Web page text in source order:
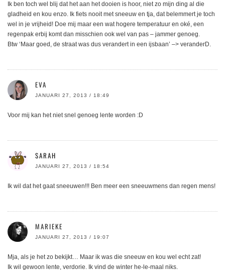
Ik ben toch wel blij dat het aan het dooien is hoor, niet zo mijn ding al die
gladheid en kou enzo. Ik fiets nooit met sneeuw en tja, dat belemmert je toch
wel in je vrijheid! Doe mij maar een wat hogere temperatuur en oké, een
regenpak erbij komt dan misschien ook wel van pas – jammer genoeg.
Btw ‘Maar goed, de straat was dus verandert in een ijsbaan’ –> veranderD.
EVA
JANUARI 27, 2013 / 18:49
Voor mij kan het niet snel genoeg lente worden :D
SARAH
JANUARI 27, 2013 / 18:54
Ik wil dat het gaat sneeuwen!!! Ben meer een sneeuwmens dan regen mens!
MARIEKE
JANUARI 27, 2013 / 19:07
Mja, als je het zo bekijkt… Maar ik was die sneeuw en kou wel echt zat!
Ik wil gewoon lente, verdorie. Ik vind de winter he-le-maal niks.